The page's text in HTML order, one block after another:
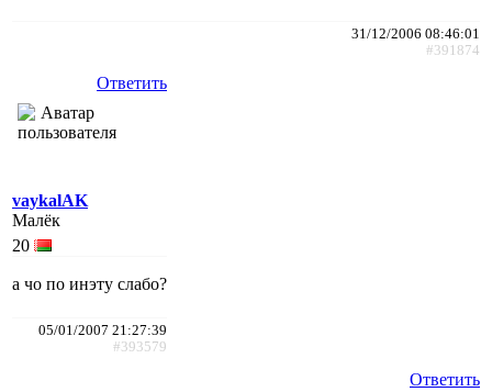
31/12/2006 08:46:01
#391874
Ответить
vaykalAK
Малёк
20
а чо по инэту слабо?
05/01/2007 21:27:39
#393579
Ответить